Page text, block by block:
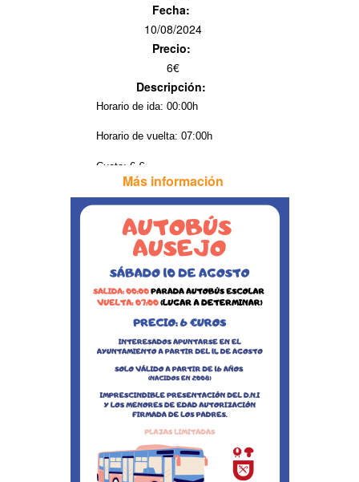
Fecha:
10/08/2024
Precio:
6€
Descripción:
Horario de ida: 00:00h
Horario de vuelta: 07:00h
Cuota: 6 €
A partir de 16 años
Más información